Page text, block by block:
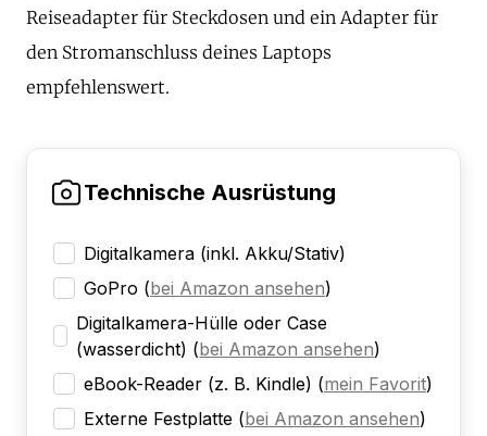
Reiseadapter für Steckdosen und ein Adapter für
den Stromanschluss deines Laptops
empfehlenswert.
Technische Ausrüstung
Digitalkamera (inkl. Akku/Stativ)
GoPro (bei Amazon ansehen)
Digitalkamera-Hülle oder Case
(wasserdicht) (bei Amazon ansehen)
eBook-Reader (z. B. Kindle) (mein Favorit)
Externe Festplatte (bei Amazon ansehen)